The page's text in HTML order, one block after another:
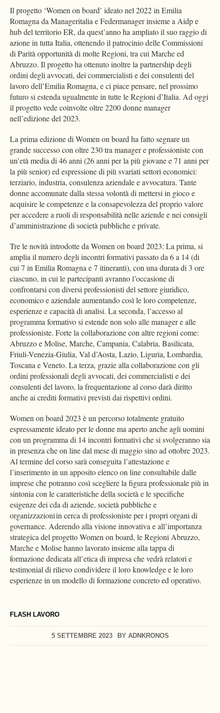
FLASH LAVORO
5 SETTEMBRE 2023 BY ADNKRONOS
Il progetto ‘Women on board’ ideato nel 2022 in Emilia
Romagna da Manageritalia e Federmanager insieme a Aidp e
hub del territorio ER, da quest’anno ha ampliato il suo raggio di
azione in tutta Italia, ottenendo il patrocinio delle Commissioni
di Parità opportunità di molte Regioni, tra cui Marche ed
Abruzzo. Il progetto ha ottenuto inoltre la partnership degli
ordini degli avvocati, dei commercialisti e dei consulenti del
lavoro dell’Emilia Romagna, e ci piace pensare, nel prossimo
futuro si estenda ugualmente in tutte le Regioni d’Italia. Ad oggi
il progetto vede coinvolte oltre 2200 donne manager
nell’edizione del 2023.
La prima edizione di Women on board ha fatto segnare un
grande successo con oltre 230 tra manager e professioniste con
un’età media di 46 anni (26 anni per la più giovane e 71 anni per
la più senior) ed espressione di più svariati settori economici:
terziario, industria, consulenza aziendale e avvocatura. Tante
donne accomunate dalla stessa volontà di mettersi in gioco e
acquisire le competenze e la consapevolezza del proprio valore
per accedere a ruoli di responsabilità nelle aziende e nei consigli
d’amministrazione di società pubbliche e private.
Tre le novità introdotte da Women on board 2023: La prima, si
amplia il numero degli incontri formativi passato da 6 a 14 (di
cui 7 in Emilia Romagna e 7 itineranti), con una durata di 3 ore
ciascuno, in cui le partecipanti avranno l’occasione di
confrontarsi con diversi professionisti del settore giuridico,
economico e aziendale aumentando così le loro competenze,
esperienze e capacità di analisi. La seconda, l’accesso al
programma formativo si estende non solo alle manager e alle
professioniste. Forte la collaborazione con altre regioni come:
Abruzzo e Molise, Marche, Campania, Calabria, Basilicata,
Friuli-Venezia-Giulia, Val d’Aosta, Lazio, Liguria, Lombardia,
Toscana e Veneto. La terza, grazie alla collaborazione con gli
ordini professionali degli avvocati, dei commercialisti e dei
consulenti del lavoro, la frequentazione al corso darà diritto
anche ai crediti formativi previsti dai rispettivi ordini.
Women on board 2023 è un percorso totalmente gratuito
espressamente ideato per le donne ma aperto anche agli uomini
con un programma di 14 incontri formativi che si svolgeranno sia
in presenza che on line dal mese di maggio sino ad ottobre 2023.
Al termine del corso sarà conseguita l’attestazione e
l’inserimento in un apposito elenco on line consultabile dalle
imprese che potranno così scegliere la figura professionale più in
sintonia con le caratteristiche della società e le specifiche
esigenze dei cda di aziende, società pubbliche e
organizzazioni in cerca di professioniste per i propri organi di
governance. Aderendo alla visione innovativa e all’importanza
strategica del progetto Women on board, le Regioni Abruzzo,
Marche e Molise hanno lavorato insieme alla tappa di
formazione dedicata all’etica di impresa che vedrà relatori e
testimonial di rilievo condividere il loro knowledge e le loro
esperienze in un modello di formazione concreto ed operativo.